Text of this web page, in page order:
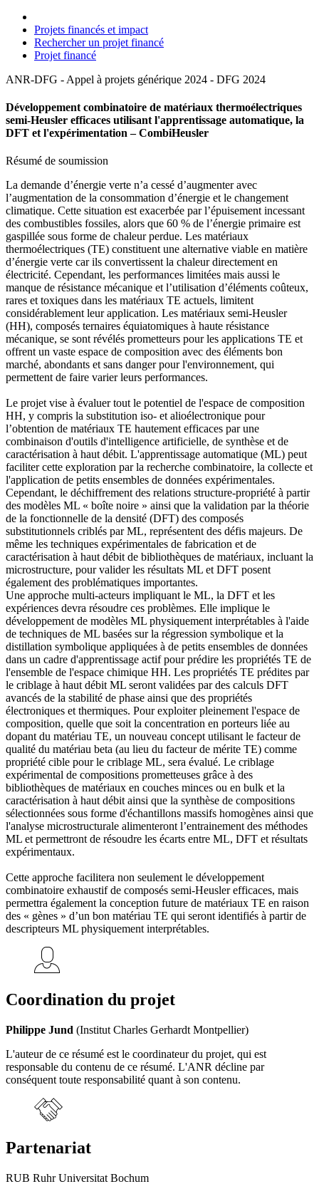
Projets financés et impact
Rechercher un projet financé
Projet financé
ANR-DFG - Appel à projets générique 2024 - DFG 2024
Développement combinatoire de matériaux thermoélectriques
semi-Heusler efficaces utilisant l'apprentissage automatique, la
DFT et l'expérimentation – CombiHeusler
Résumé de soumission
La demande d’énergie verte n’a cessé d’augmenter avec
l’augmentation de la consommation d’énergie et le changement
climatique. Cette situation est exacerbée par l’épuisement incessant
des combustibles fossiles, alors que 60 % de l’énergie primaire est
gaspillée sous forme de chaleur perdue. Les matériaux
thermoélectriques (TE) constituent une alternative viable en matière
d’énergie verte car ils convertissent la chaleur directement en
électricité. Cependant, les performances limitées mais aussi le
manque de résistance mécanique et l’utilisation d’éléments coûteux,
rares et toxiques dans les matériaux TE actuels, limitent
considérablement leur application. Les matériaux semi-Heusler
(HH), composés ternaires équiatomiques à haute résistance
mécanique, se sont révélés prometteurs pour les applications TE et
offrent un vaste espace de composition avec des éléments bon
marché, abondants et sans danger pour l'environnement, qui
permettent de faire varier leurs performances.
Le projet vise à évaluer tout le potentiel de l'espace de composition
HH, y compris la substitution iso- et alioélectronique pour
l’obtention de matériaux TE hautement efficaces par une
combinaison d'outils d'intelligence artificielle, de synthèse et de
caractérisation à haut débit. L'apprentissage automatique (ML) peut
faciliter cette exploration par la recherche combinatoire, la collecte et
l'application de petits ensembles de données expérimentales.
Cependant, le déchiffrement des relations structure-propriété à partir
des modèles ML « boîte noire » ainsi que la validation par la théorie
de la fonctionnelle de la densité (DFT) des composés
substitutionnels criblés par ML, représentent des défis majeurs. De
même les techniques expérimentales de fabrication et de
caractérisation à haut débit de bibliothèques de matériaux, incluant la
microstructure, pour valider les résultats ML et DFT posent
également des problématiques importantes.
Une approche multi-acteurs impliquant le ML, la DFT et les
expériences devra résoudre ces problèmes. Elle implique le
développement de modèles ML physiquement interprétables à l'aide
de techniques de ML basées sur la régression symbolique et la
distillation symbolique appliquées à de petits ensembles de données
dans un cadre d'apprentissage actif pour prédire les propriétés TE de
l'ensemble de l'espace chimique HH. Les propriétés TE prédites par
le criblage à haut débit ML seront validées par des calculs DFT
avancés de la stabilité de phase ainsi que des propriétés
électroniques et thermiques. Pour exploiter pleinement l'espace de
composition, quelle que soit la concentration en porteurs liée au
dopant du matériau TE, un nouveau concept utilisant le facteur de
qualité du matériau beta (au lieu du facteur de mérite TE) comme
propriété cible pour le criblage ML, sera évalué. Le criblage
expérimental de compositions prometteuses grâce à des
bibliothèques de matériaux en couches minces ou en bulk et la
caractérisation à haut débit ainsi que la synthèse de compositions
sélectionnées sous forme d'échantillons massifs homogènes ainsi que
l'analyse microstructurale alimenteront l’entrainement des méthodes
ML et permettront de résoudre les écarts entre ML, DFT et résultats
expérimentaux.
Cette approche facilitera non seulement le développement
combinatoire exhaustif de composés semi-Heusler efficaces, mais
permettra également la conception future de matériaux TE en raison
des « gènes » d’un bon matériau TE qui seront identifiés à partir de
descripteurs ML physiquement interprétables.
Coordination du projet
Philippe Jund (Institut Charles Gerhardt Montpellier)
L'auteur de ce résumé est le coordinateur du projet, qui est
responsable du contenu de ce résumé. L'ANR décline par
conséquent toute responsabilité quant à son contenu.
Partenariat
RUB Ruhr Universitat Bochum